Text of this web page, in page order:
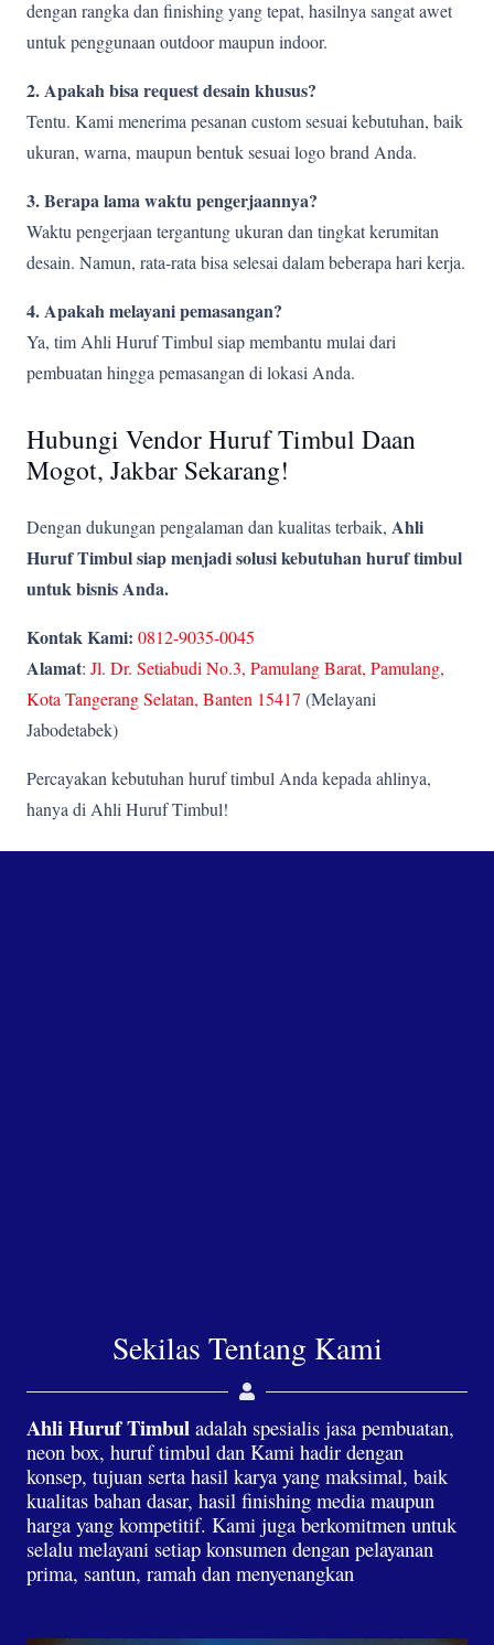
dengan rangka dan finishing yang tepat, hasilnya sangat awet
untuk penggunaan outdoor maupun indoor.
2. Apakah bisa request desain khusus?
Tentu. Kami menerima pesanan custom sesuai kebutuhan, baik
ukuran, warna, maupun bentuk sesuai logo brand Anda.
3. Berapa lama waktu pengerjaannya?
Waktu pengerjaan tergantung ukuran dan tingkat kerumitan
desain. Namun, rata-rata bisa selesai dalam beberapa hari kerja.
4. Apakah melayani pemasangan?
Ya, tim Ahli Huruf Timbul siap membantu mulai dari
pembuatan hingga pemasangan di lokasi Anda.
Hubungi Vendor Huruf Timbul Daan
Mogot, Jakbar Sekarang!
Dengan dukungan pengalaman dan kualitas terbaik, Ahli
Huruf Timbul siap menjadi solusi kebutuhan huruf timbul
untuk bisnis Anda.
Kontak Kami: 0812-9035-0045
Alamat: Jl. Dr. Setiabudi No.3, Pamulang Barat, Pamulang,
Kota Tangerang Selatan, Banten 15417 (Melayani
Jabodetabek)
Percayakan kebutuhan huruf timbul Anda kepada ahlinya,
hanya di Ahli Huruf Timbul!
Sekilas Tentang Kami
Ahli Huruf Timbul adalah spesialis jasa pembuatan,
neon box, huruf timbul dan Kami hadir dengan
konsep, tujuan serta hasil karya yang maksimal, baik
kualitas bahan dasar, hasil finishing media maupun
harga yang kompetitif. Kami juga berkomitmen untuk
selalu melayani setiap konsumen dengan pelayanan
prima, santun, ramah dan menyenangkan